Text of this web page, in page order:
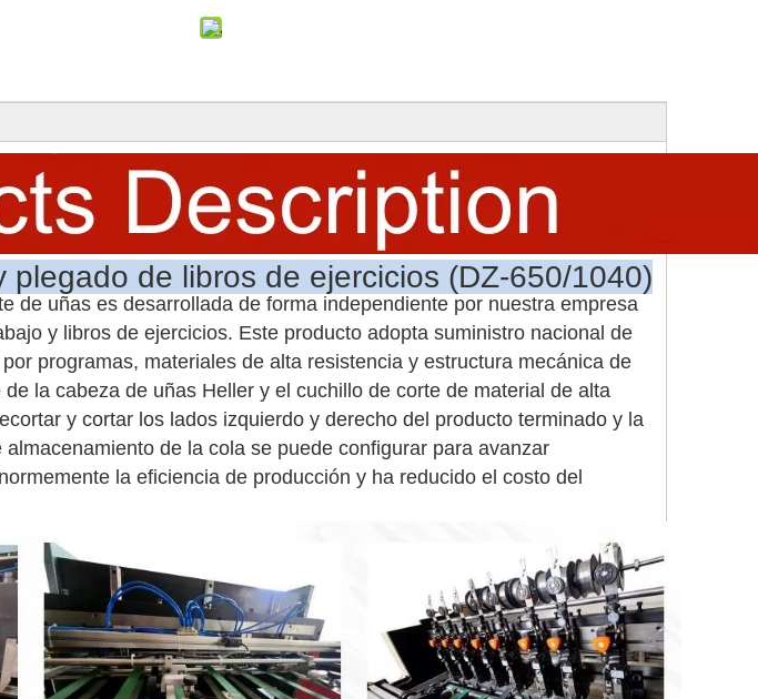
plegado de libros de ejercicios (DZ-650/1040)
de uñas es desarrollada de forma independiente por nuestra empresa
y libros de ejercicios. Este producto adopta suministro nacional de
programas, materiales de alta resistencia y estructura mecánica de
la cabeza de uñas Heller y el cuchillo de corte de material de alta
y cortar los lados izquierdo y derecho del producto terminado y la
de la cola se puede configurar para avanzar
la eficiencia de producción y ha reducido el costo del